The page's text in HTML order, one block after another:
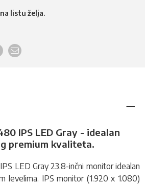
listu želja.
IPS LED Gray - idealan
premium kvaliteta.
LED Gray 23.8-inčni monitoridealan
levelima. IPSmonitor (1.920 x 1.080)